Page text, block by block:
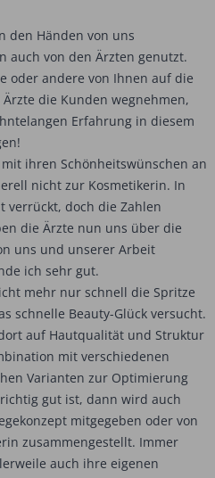
den Händen von uns
auch von den Ärzten genutzt.
oder andere von Ihnen auf die
die Kunden wegnehmen,
Erfahrung in diesem
ihren Schönheitswünschen an
nicht zur Kosmetikerin. In
verrückt, doch die Zahlen
die Ärzte nun uns über die
uns und unserer Arbeit
ich sehr gut.
mehr nur schnell die Spritze
schnelle Beauty-Glück versucht.
auf Hautqualität und Struktur
mit verschiedenen
Varianten zur Optimierung
gut ist, dann wird auch
mitgegeben oder von
zusammengestellt. Immer
auch ihre eigenen